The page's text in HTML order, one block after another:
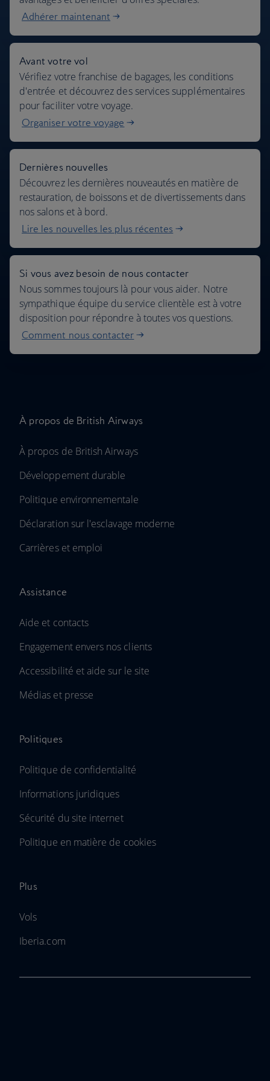
Adhérer maintenant
Avant votre vol
Vérifiez votre franchise de bagages, les conditions
d'entrée et découvrez des services supplémentaires
pour faciliter votre voyage.
Organiser votre voyage
Dernières nouvelles
Découvrez les dernières nouveautés en matière de
restauration, de boissons et de divertissements dans
nos salons et à bord.
Lire les nouvelles les plus récentes
Si vous avez besoin de nous contacter
Nous sommes toujours là pour vous aider. Notre
sympathique équipe du service clientèle est à votre
disposition pour répondre à toutes vos questions.
Comment nous contacter
À propos de British Airways
À propos de British Airways
Développement durable
Politique environnementale
Déclaration sur l'esclavage moderne
Carrières et emploi
Assistance
Aide et contacts
Engagement envers nos clients
Accessibilité et aide sur le site
Médias et presse
Politiques
Politique de confidentialité
Informations juridiques
Sécurité du site internet
Politique en matière de cookies
Plus
Vols
Iberia.com